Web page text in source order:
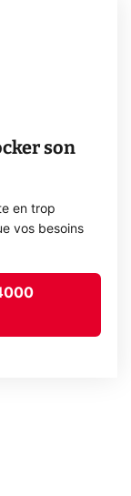
son
en trop
vos besoins